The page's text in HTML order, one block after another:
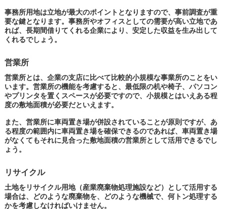
事務所用地は立地が最大のポイントとなりますので、事前調査が重
要な鍵となります。事務所やオフィスとしての需要が高い立地であ
れば、長期間借りてくれる企業により、安定した収益を生み出して
くれるでしょう。
営業所
営業所とは、企業の支店に比べて比較的小規模な事業所のことをい
います。営業所の機能を考慮すると、最低限の机や椅子、パソコン
やプリンタを置くスペースが必要ですので、小規模とはいえある程
度の敷地面積が必要だといえます。
また、営業所に車両置き場が併設されていることが原則ですが、あ
る程度の範囲内に車両置き場を確保できるのであれば、車両置き場
がなくてもそれに見合った敷地面積の営業所として活用できるでし
ょう。
リサイクル
土地をリサイクル用地（産業廃棄物処理施設など）として活用する
場合は、どのような廃棄物を、どのような機械で、何トン処理する
かを考慮しなければいけません。